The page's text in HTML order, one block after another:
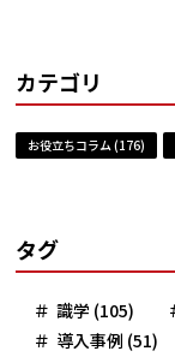
カテゴリ
お役立ちコラム (176)
タグ
識学 (105)
導入事例 (51)